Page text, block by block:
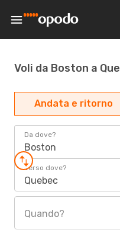
Voli da Boston a
Andata e ritorno
Da dove?
Boston
Verso dove?
Quebec
Quando?